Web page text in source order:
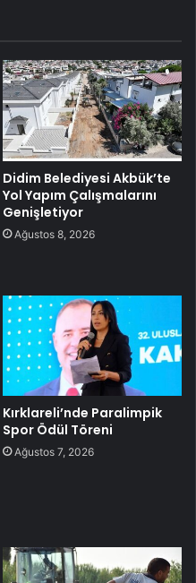
Didim Belediyesi Akbük’te
Yol Yapım Çalışmalarını
Genişletiyor
Ağustos 8, 2026
Kırklareli’nde Paralimpik
Spor Ödül Töreni
Ağustos 7, 2026